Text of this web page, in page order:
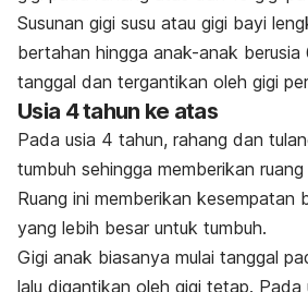
Susunan gigi susu atau gigi bayi
bertahan hingga anak-anak berusia
tanggal dan tergantikan oleh gigi
Usia 4 tahun ke atas
Pada usia 4 tahun, rahang dan
tumbuh sehingga memberikan
Ruang ini memberikan kesempatan
yang lebih besar untuk tumbuh.
Gigi anak biasanya mulai tanggal
lalu digantikan oleh gigi tetap. Pada